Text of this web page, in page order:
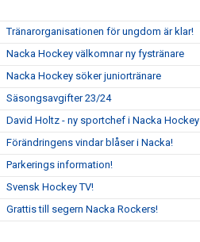
Tränarorganisationen för ungdom är klar!
Nacka Hockey välkomnar ny fystränare
Nacka Hockey söker juniortränare
Säsongsavgifter 23/24
David Holtz - ny sportchef i Nacka Hockey
Förändringens vindar blåser i Nacka!
Parkerings information!
Svensk Hockey TV!
Grattis till segern Nacka Rockers!